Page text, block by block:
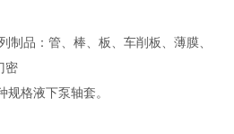
品：管、棒、板、车削板、薄膜、
密
格液下泵轴套。